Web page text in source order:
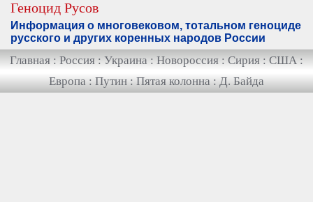
Геноцид Русов
Информация о многовековом, тотальном геноциде
русского и других коренных народов России
Главная : Россия : Украина : Новороссия : Сирия : США :
Европа : Путин : Пятая колонна : Д. Байда